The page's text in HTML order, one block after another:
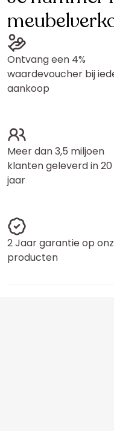
Ontvang een 4%
waardevoucher bij
aankoop
Meer dan 3,5 miljoen
klanten geleverd in 20
jaar
2 Jaar garantie op
producten